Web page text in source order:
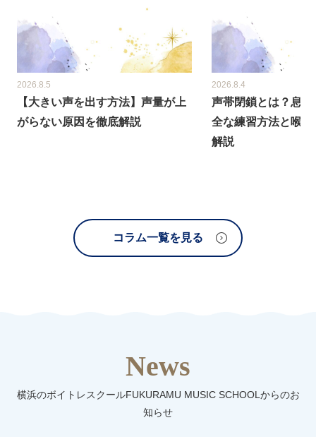
2026.8.5
【大きい声を出す方法】声量が上
がらない原因を徹底解説
2026.8.4
声帯閉鎖とは？息
全な練習方法と喉
解説
コラム一覧を見る
News
横浜のボイトレスクールFUKURAMU MUSIC SCHOOLからのお
知らせ